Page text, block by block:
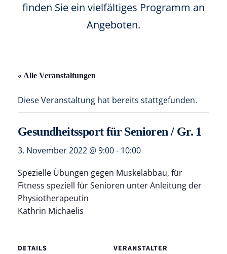
finden Sie ein vielfältiges Programm an
Angeboten.
« Alle Veranstaltungen
Diese Veranstaltung hat bereits stattgefunden.
Gesundheitssport für Senioren / Gr. 1
3. November 2022 @ 9:00- 10:00
Spezielle Übungen gegen Muskelabbau, für
Fitness speziell für Senioren unter Anleitung der
Physiotherapeutin
Kathrin Michaelis
DETAILS VERANSTALTER